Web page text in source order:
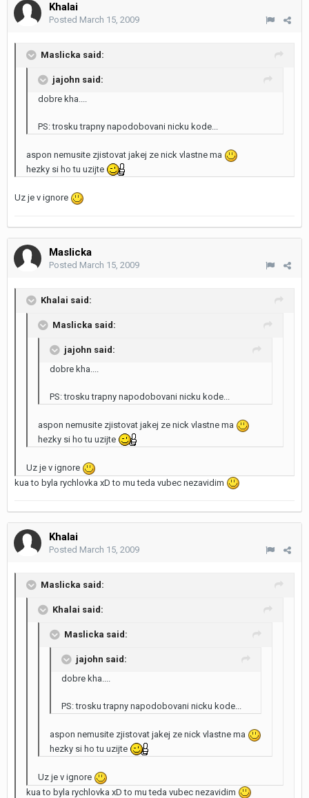
Khalai
Posted March 15, 2009
Maslicka said:
jajohn said:
dobre kha....
PS: trosku trapny napodobovani nicku kode...
aspon nemusite zjistovat jakej ze nick vlastne ma
hezky si ho tu uzijte
Uz je v ignore
Maslicka
Posted March 15, 2009
Khalai said:
Maslicka said:
jajohn said:
dobre kha....
PS: trosku trapny napodobovani nicku kode...
aspon nemusite zjistovat jakej ze nick vlastne ma
hezky si ho tu uzijte
Uz je v ignore
kua to byla rychlovka xD to mu teda vubec nezavidim
Khalai
Posted March 15, 2009
Maslicka said:
Khalai said:
Maslicka said:
jajohn said:
dobre kha....
PS: trosku trapny napodobovani nicku kode...
aspon nemusite zjistovat jakej ze nick vlastne ma
hezky si ho tu uzijte
Uz je v ignore
kua to byla rychlovka xD to mu teda vubec nezavidim